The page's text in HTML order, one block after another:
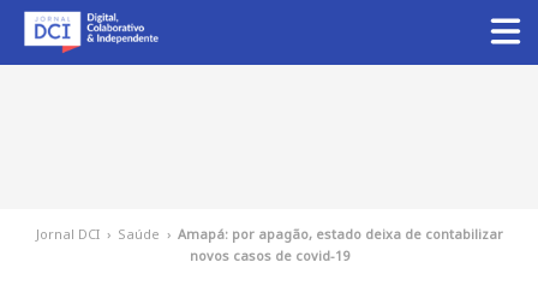
Jornal DCI › Saúde › Amapá: por apagão, estado deixa de contabilizar
novos casos de covid-19